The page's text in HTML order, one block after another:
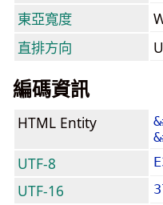
東亞寬度
直排方向
編碼資訊
HTML Entity
UTF-8
UTF-16